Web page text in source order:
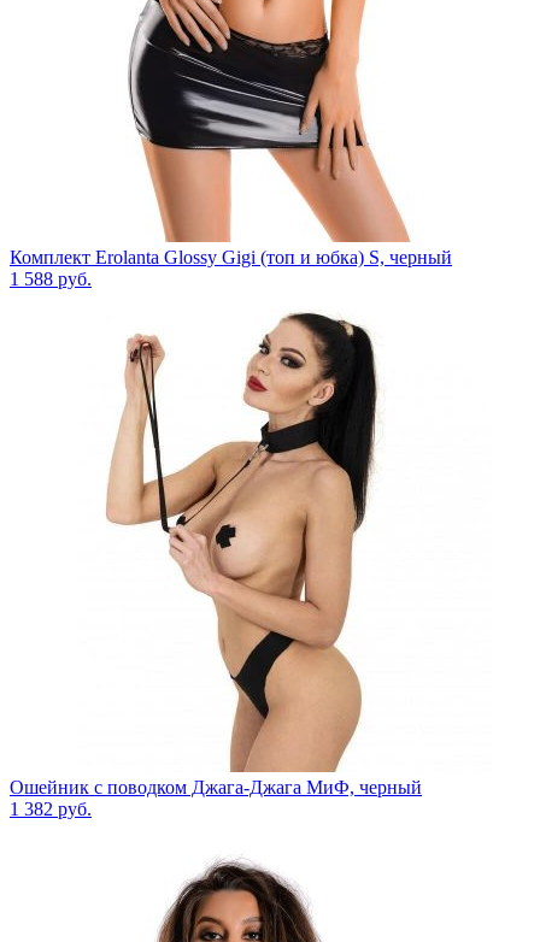
Комплект Erolanta Glossy Gigi (топ и юбка) S, черный
1 588 руб.
Ошейник с поводком Джага-Джага МиФ, черный
1 382 руб.